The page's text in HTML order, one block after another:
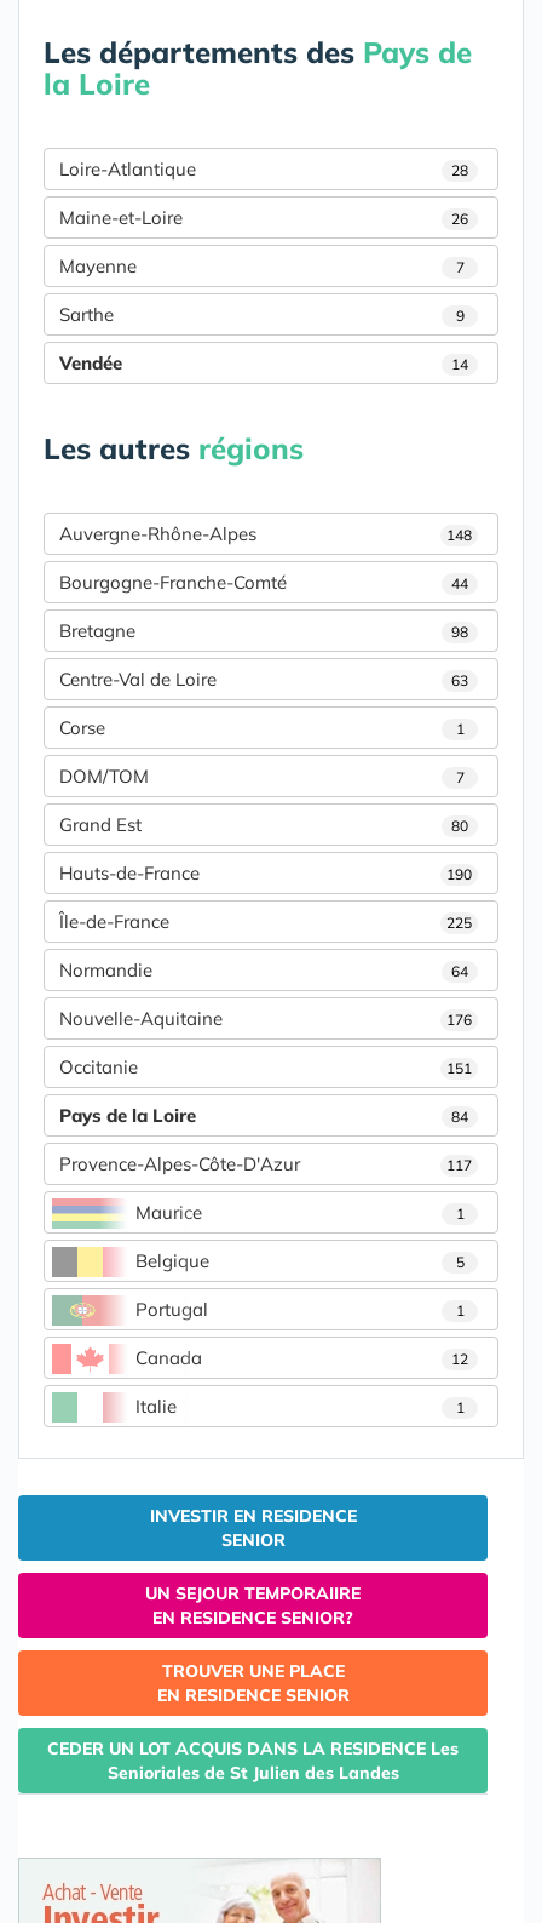
Les départements des Pays de
la Loire
Loire-Atlantique 28
Maine-et-Loire 26
Mayenne 7
Sarthe 9
Vendée 14
Les autres régions
Auvergne-Rhône-Alpes 148
Bourgogne-Franche-Comté 44
Bretagne 98
Centre-Val de Loire 63
Corse 1
DOM/TOM 7
Grand Est 80
Hauts-de-France 190
Île-de-France 225
Normandie 64
Nouvelle-Aquitaine 176
Occitanie 151
Pays de la Loire 84
Provence-Alpes-Côte-D'Azur 117
Maurice 1
Belgique 5
Portugal 1
Canada 12
Italie 1
INVESTIR EN RESIDENCE
SENIOR
UN SEJOUR TEMPORAIIRE
EN RESIDENCE SENIOR?
TROUVER UNE PLACE
EN RESIDENCE SENIOR
CEDER UN LOT ACQUIS DANS LA RESIDENCE Les
Senioriales de St Julien des Landes